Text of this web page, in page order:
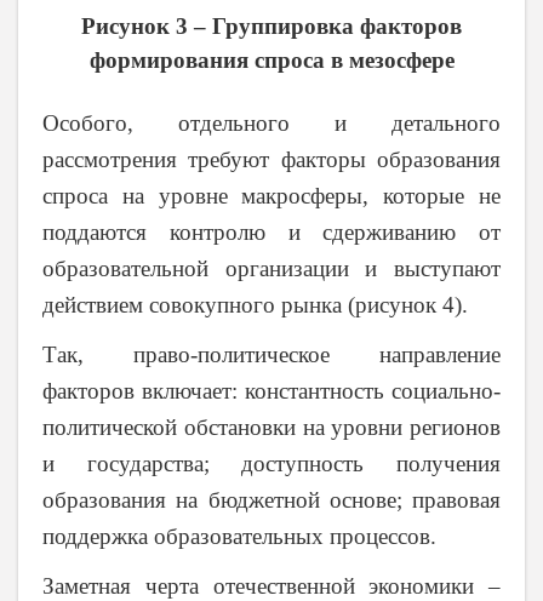
Рисунок 3 – Группировка факторов
формирования спроса в мезосфере
Особого, отдельного и детального
рассмотрения требуют факторы образования
спроса на уровне макросферы, которые не
поддаются контролю и сдерживанию от
образовательной организации и выступают
действием совокупного рынка (рисунок 4).
Так, право-политическое направление
факторов включает: константность социально-
политической обстановки на уровни регионов
и государства; доступность получения
образования на бюджетной основе; правовая
поддержка образовательных процессов.
Заметная черта отечественной экономики –